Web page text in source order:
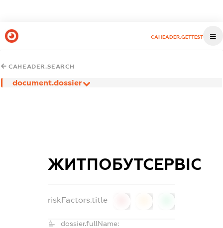
CAHEADER.GETTEST
CAHEADER.SEARCH
document.dossier
ЖИТПОБУТСЕРВІС
riskFactors.title
dossier.fullName: